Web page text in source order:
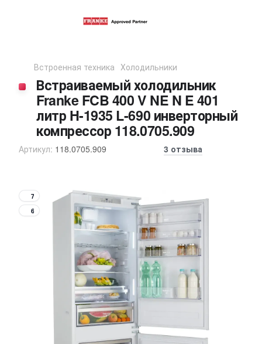
Встроенная техника Холодильники
Встраиваемый холодильник
Franke FCB 400 V NE N E 401
литр H-1935 L-690 инверторный
компрессор 118.0705.909
Артикул: 118.0705.909 3 отзыва
7
6